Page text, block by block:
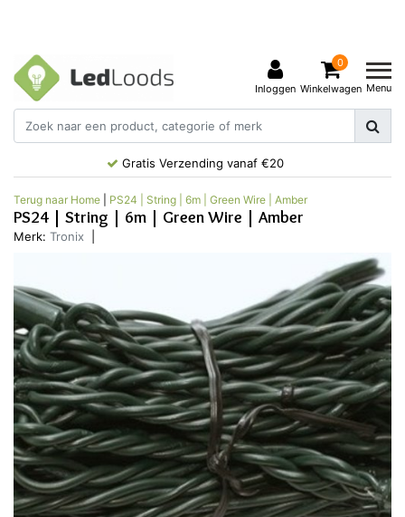
Inloggen
0
Winkelwagen Menu
Gratis Verzending vanaf €20
Terug naar Home PS24 | String | 6m | Green Wire | Amber
PS24 | String | 6m | Green Wire | Amber
Merk: Tronix